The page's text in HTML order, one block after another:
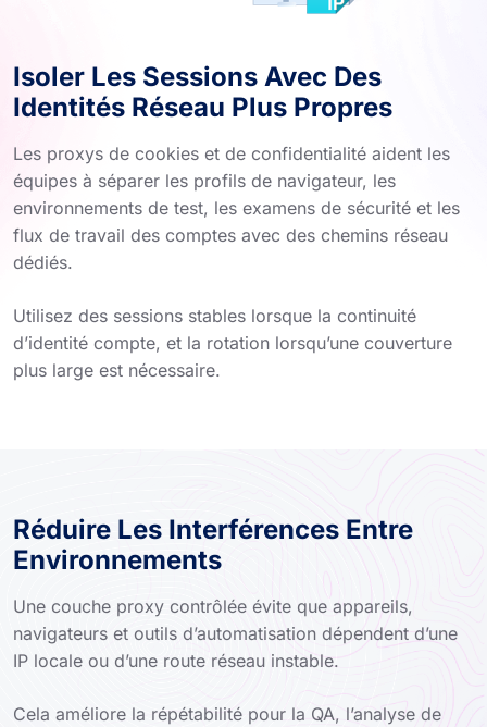
Isoler Les Sessions Avec Des
Identités Réseau Plus Propres
Les proxys de cookies et de confidentialité aident les
équipes à séparer les profils de navigateur, les
environnements de test, les examens de sécurité et les
flux de travail des comptes avec des chemins réseau
dédiés.
Utilisez des sessions stables lorsque la continuité
d’identité compte, et la rotation lorsqu’une couverture
plus large est nécessaire.
Réduire Les Interférences Entre
Environnements
Une couche proxy contrôlée évite que appareils,
navigateurs et outils d’automatisation dépendent d’une
IP locale ou d’une route réseau instable.
Cela améliore la répétabilité pour la QA, l’analyse de